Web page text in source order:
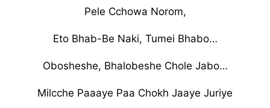
Pele Cchowa Norom,
Eto Bhab-Be Naki, Tumei Bhabo…
Obosheshe, Bhalobeshe Chole Jabo…
Milcche Paaaye Paa Chokh Jaaye Juriye